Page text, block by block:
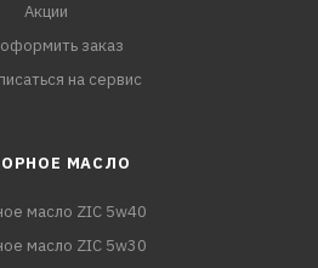
Акции
заказ
на сервис
МАСЛО
масло ZIC 5w40
масло ZIC 5w30